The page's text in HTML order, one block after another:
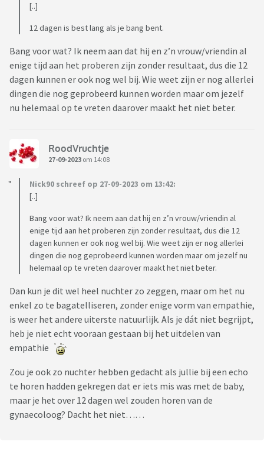
[..]
12 dagen is best lang als je bang bent.
Bang voor wat? Ik neem aan dat hij en z’n vrouw/vriendin al
enige tijd aan het proberen zijn zonder resultaat, dus die 12
dagen kunnen er ook nog wel bij. Wie weet zijn er nog allerlei
dingen die nog geprobeerd kunnen worden maar om jezelf
nu helemaal op te vreten daarover maakt het niet beter.
RoodVruchtje
27-09-2023 om 14:08
Nick90 schreef op 27-09-2023 om 13:42:
[..]
Bang voor wat? Ik neem aan dat hij en z’n vrouw/vriendin al
enige tijd aan het proberen zijn zonder resultaat, dus die 12
dagen kunnen er ook nog wel bij. Wie weet zijn er nog allerlei
dingen die nog geprobeerd kunnen worden maar om jezelf nu
helemaal op te vreten daarover maakt het niet beter.
Dan kun je dit wel heel nuchter zo zeggen, maar om het nu
enkel zo te bagatelliseren, zonder enige vorm van empathie,
is weer het andere uiterste natuurlijk. Als je dát niet begrijpt,
heb je niet echt vooraan gestaan bij het uitdelen van
empathie
Zou je ook zo nuchter hebben gedacht als jullie bij een echo
te horen hadden gekregen dat er iets mis was met de baby,
maar je het over 12 dagen wel zouden horen van de
gynaecoloog? Dacht het niet……